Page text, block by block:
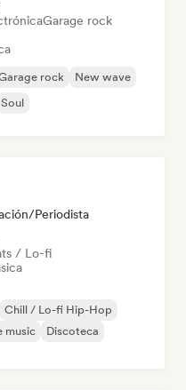
Garage rock
rock
New wave
Soul
Periodista
/ Lo-fi
Chill / Lo-fi Hip-Hop
music
Discoteca